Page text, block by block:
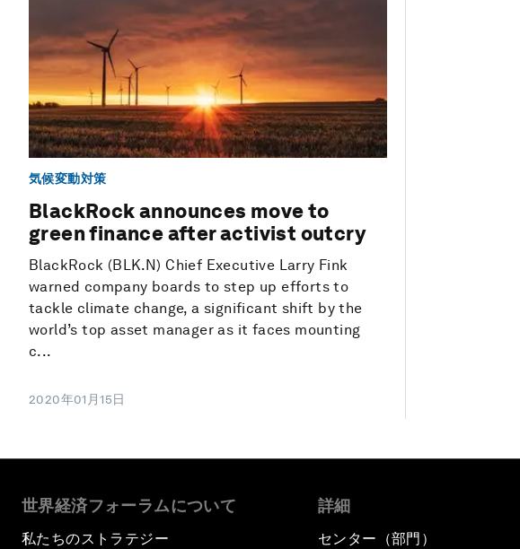
気候変動対策
BlackRock announces move to
green finance after activist outcry
BlackRock (BLK.N) Chief Executive Larry Fink
warned company boards to step up efforts to
tackle climate change, a significant shift by the
world’s top asset manager as it faces mounting
c...
2020年01月15日
世界経済フォーラムについて
私たちのストラテジー
詳細
センター（部門）